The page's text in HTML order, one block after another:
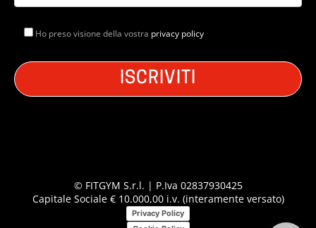
Ho preso visione della vostra privacy policy
© FITGYM S.r.l. | P.Iva 02837930425
Capitale Sociale € 10.000,00 i.v. (interamente versato)
Privacy Policy